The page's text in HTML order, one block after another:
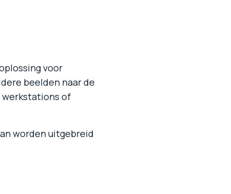
voor
beelden naar de
werkstations of
worden uitgebreid